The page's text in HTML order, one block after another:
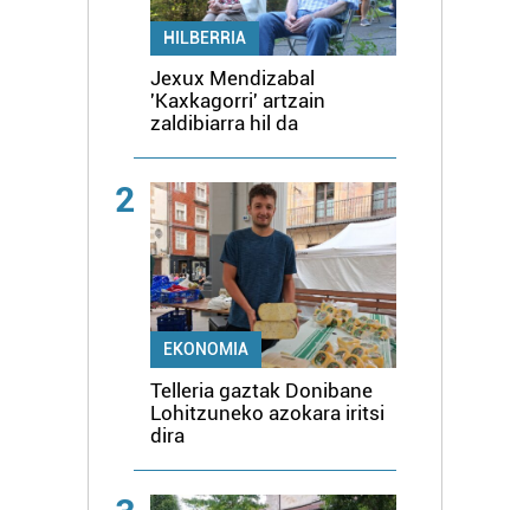
HILBERRIA
Jexux Mendizabal
'Kaxkagorri' artzain
zaldibiarra hil da
2
EKONOMIA
Telleria gaztak Donibane
Lohitzuneko azokara iritsi
dira